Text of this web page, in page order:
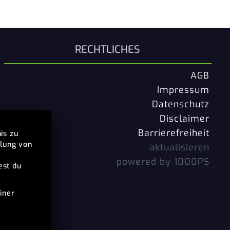
RECHTLICHES
AGB
Impressum
Datenschutz
Disclaimer
Barrierefreiheit
aktualisieren
powered by 1000PS
zu
von
du